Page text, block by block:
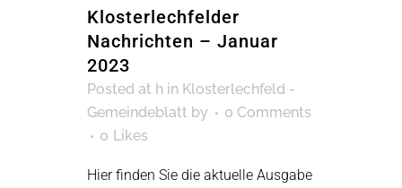
Klosterlechfelder
Nachrichten – Januar
2023
Posted at h in Klosterlechfeld -
Gemeindeblatt by
0 Comments
0 Likes
Hier finden Sie die aktuelle Ausgabe